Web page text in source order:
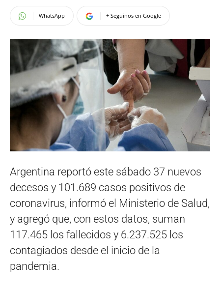
WhatsApp + Seguinos en Google
Argentina reportó este sábado 37 nuevos
decesos y 101.689 casos positivos de
coronavirus, informó el Ministerio de Salud,
y agregó que, con estos datos, suman
117.465 los fallecidos y 6.237.525 los
contagiados desde el inicio de la
pandemia.